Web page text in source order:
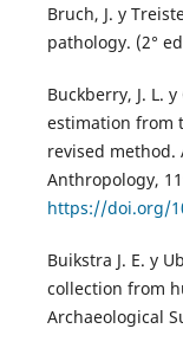
Bruch, J. y
pathology. (2°
Buckberry, J. L.
estimation from
revised method.
Anthropology,
https://doi.org/
Buikstra J. E. y
collection from
Archaeological